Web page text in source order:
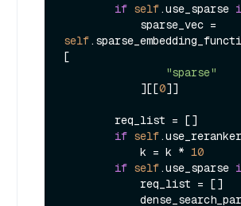
if self.use_sparse
self
[
"sparse"
            ][[
0]]
if self
            k = k *
10
if self.use_sparse